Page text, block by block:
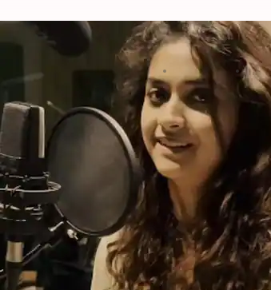
பிரபாஸின் 'கல்கி
எழுதியவர் Venkatalakshmi V May 20, 2024 05:58
செய்தி முன்னோட்டம்
இந்த வருடத்தின் பிரமாண்ட
இணைந்துள்ளார்.
ஆனால், அவர் திரையில்
சமீபத்தில் வெளியான 'கல்கி
இந்த அப்டேட் வீடியோவை
ஆம், புஜ்ஜி
'மகாநதி' திரைப்படம்